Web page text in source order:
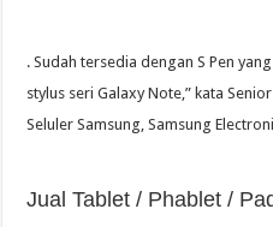
. Sudah tersedia dengan S Pen
stylus seri Galaxy Note,” kata
Seluler Samsung, Samsung
Jual Tablet / Phablet /